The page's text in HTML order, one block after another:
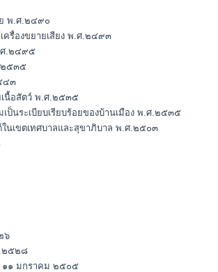
พ.ศ.๒๔๙๐
รื่องขยายเสียง พ.ศ.๒๔๙๓
ศ.๒๔๙๕
๒๕๓๕
๔๓
นื้อสัตว์ พ.ศ.๒๕๓๕
นระเบียบเรียบร้อยของบ้านเมือง พ.ศ.๒๕๓๕
นเขตเทศบาลและสุขาภิบาล พ.ศ.๒๕๐๓
๖
๒๕๒๘
๑๑ มกราคม ๒๕๐๕